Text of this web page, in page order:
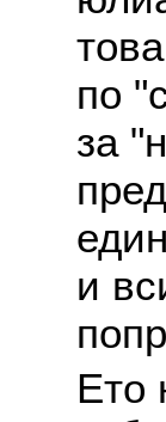
по
за
и
Ето